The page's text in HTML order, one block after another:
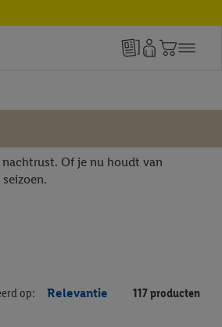
Of je nu houdt van
op: Relevantie 117 producten